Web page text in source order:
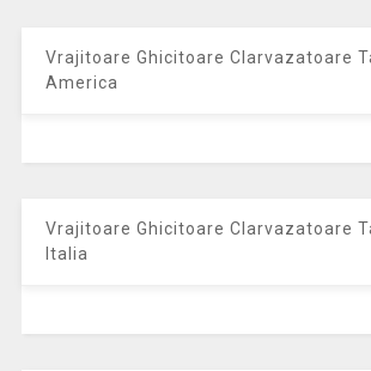
Vrajitoare Ghicitoare Clarvazatoare
America
Vrajitoare Ghicitoare Clarvazatoare
Italia